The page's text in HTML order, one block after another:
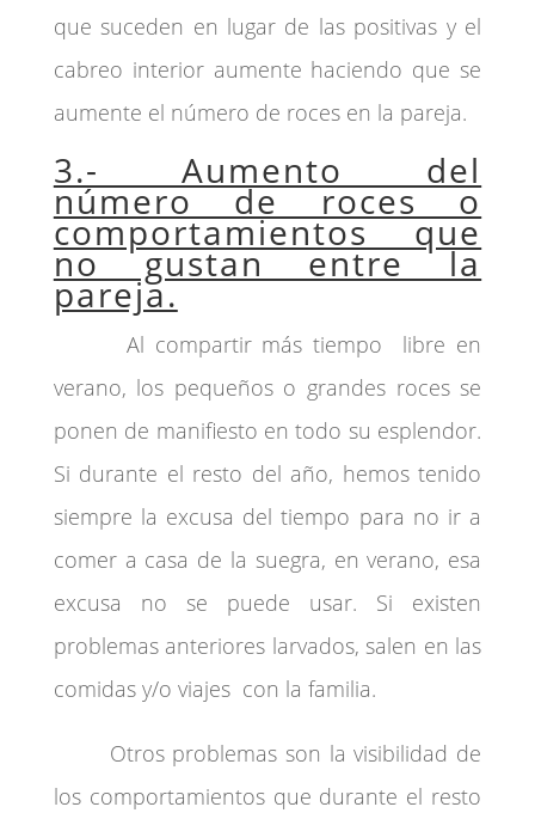
que suceden en lugar de las positivas y el
cabreo interior aumente haciendo que se
aumente el número de roces en la pareja.
3.- Aumento del
número de roces o
comportamientos que
no gustan entre la
pareja.
Al compartir más tiempo libre en
verano, los pequeños o grandes roces se
ponen de manifiesto en todo su esplendor.
Si durante el resto del año, hemos tenido
siempre la excusa del tiempo para no ir a
comer a casa de la suegra, en verano, esa
excusa no se puede usar. Si existen
problemas anteriores larvados, salen en las
comidas y/o viajes con la familia.
Otros problemas son la visibilidad de
los comportamientos que durante el resto